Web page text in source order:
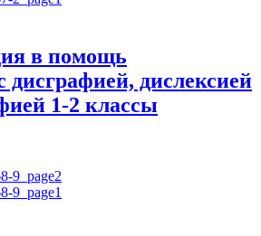
в помощь
дислексией
1-2 классы